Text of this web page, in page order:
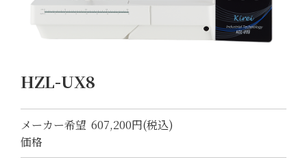
HZL-UX8
メーカー希望
価格
607,200円(税込)